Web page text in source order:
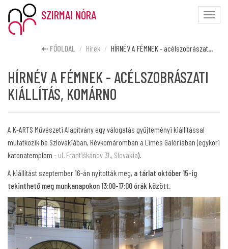
Toggle
SZIRMAI NÓRA
FŐOLDAL Hírek HÍRNÉV A FÉMNEK - acélszobrászat...
HÍRNÉV A FÉMNEK - ACÉLSZOBRÁSZATI
KIÁLLÍTÁS, KOMÁRNO
A K-ARTS Művészeti Alapítvány egy válogatás gyűjteményi kiállítással
mutatkozik be Szlovákiában, Révkomáromban a Limes Galériában (egykori
katonatemplom - ul. Františkánov 31., Slovakia).
A kiállítást szeptember 16-án nyitották meg, a tárlat október 15-ig
tekinthető meg munkanapokon 13:00-17:00 órák között.